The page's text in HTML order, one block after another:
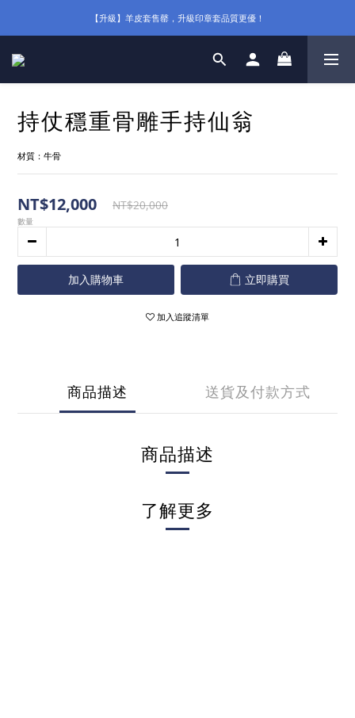
【升級】羊皮套售罄，升級印章套品質更優！
持仗穩重骨雕手持仙翁
材質：牛骨
NT$12,000 NT$20,000
數量
加入購物車 立即購買
加入追蹤清單
商品描述 送貨及付款方式
商品描述
了解更多